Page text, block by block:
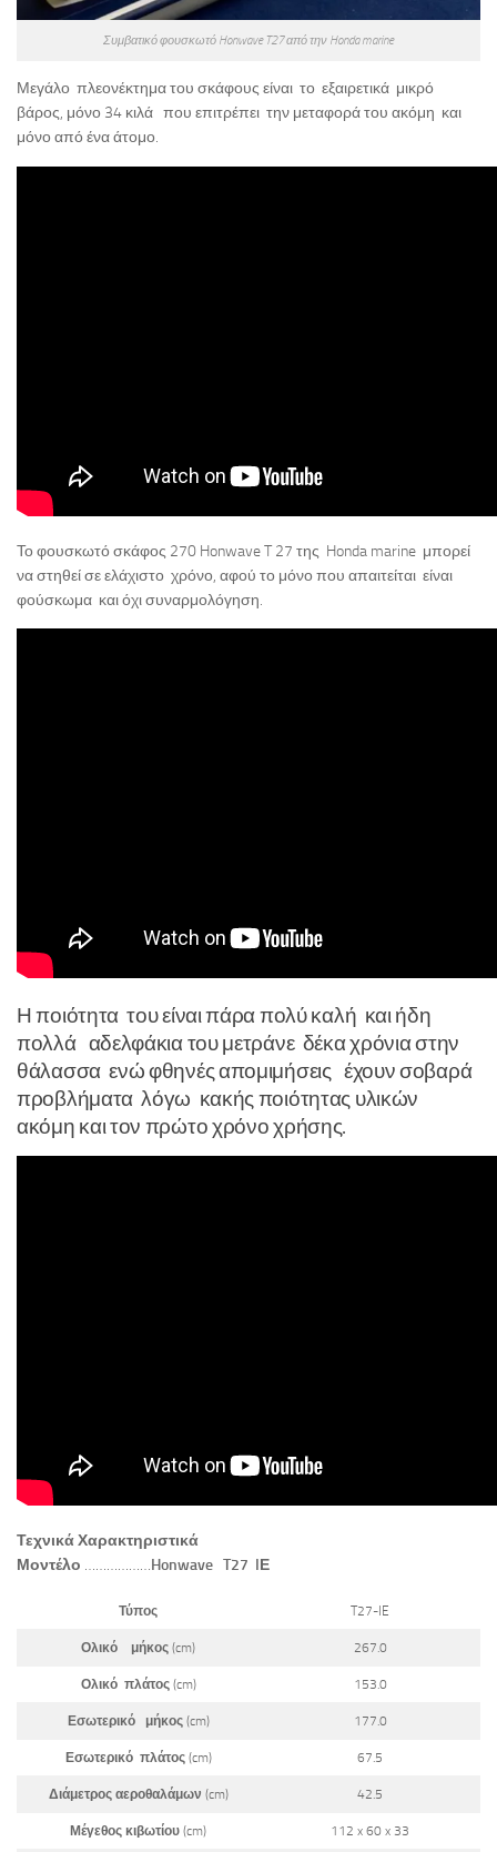
Συμβατικό φουσκωτό Honwave T27 από την Honda marine
Μεγάλο πλεονέκτημα του σκάφους είναι το εξαιρετικά μικρό
βάρος, μόνο 34 κιλά που επιτρέπει την μεταφορά του ακόμη και
μόνο από ένα άτομο.
Το φουσκωτό σκάφος 270 Honwave T 27 της Honda marine μπορεί
να στηθεί σε ελάχιστο χρόνο, αφού το μόνο που απαιτείται είναι
φούσκωμα και όχι συναρμολόγηση.
Η ποιότητα του είναι πάρα πολύ καλή και ήδη
πολλά αδελφάκια του μετράνε δέκα χρόνια στην
θάλασσα ενώ φθηνές απομιμήσεις έχουν σοβαρά
προβλήματα λόγω κακής ποιότητας υλικών
ακόμη και τον πρώτο χρόνο χρήσης.
Τεχνικά Χαρακτηριστικά
Μοντέλο ………………Honwave T27 IΕ
Τύπος T27-IE
Ολικό μήκος (cm) 267.0
Ολικό πλάτος(cm) 153.0
Εσωτερικό μήκος(cm) 177.0
Εσωτερικό πλάτος(cm) 67.5
Διάμετρος αεροθαλάμων (cm) 42.5
Μέγεθος κιβωτίου (cm) 112 x 60 x 33